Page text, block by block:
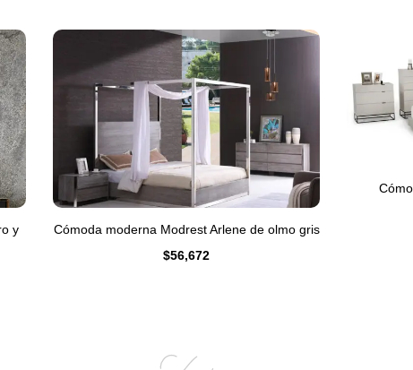
y
Cómoda moderna Modrest Arlene de olmo gris
$56,672